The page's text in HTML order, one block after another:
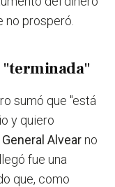
no prosperó.
"terminada"
sumó que "está
y quiero
General Alvearno
fue una
que, como